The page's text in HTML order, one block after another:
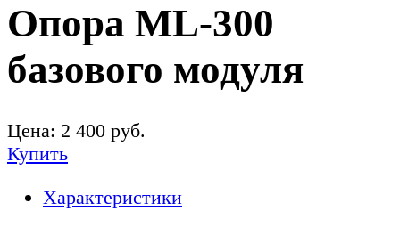
Опора ML-300
базового модуля
Цена: 2 400 руб.
Купить
Характеристики